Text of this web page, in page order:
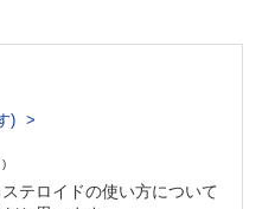
き
口製剤の、良さ
)
テロイドの使い方について